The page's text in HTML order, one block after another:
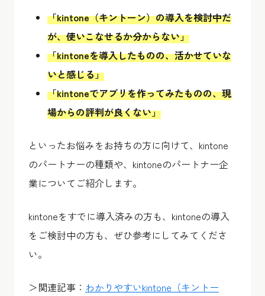
「kintone（キントーン）の導入を検討中だ
が、使いこなせるか分からない」
「kintoneを導入したものの、活かせていな
いと感じる」
「kintoneでアプリを作ってみたものの、現
場からの評判が良くない」
といったお悩みをお持ちの方に向けて、kintone
のパートナーの種類や、kintoneのパートナー企
業についてご紹介します。
kintoneをすでに導入済みの方も、kintoneの導入
をご検討中の方も、ぜひ参考にしてみてくださ
い。
＞関連記事： わかりやすいkintone（キントー